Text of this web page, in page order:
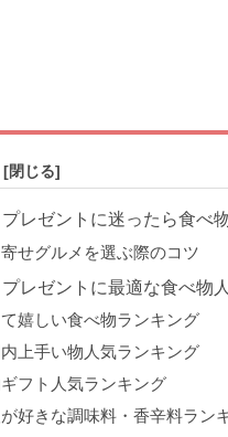
レゼントに迷ったら食べ
せグルメを選ぶ際のコツ
レゼントに最適な食べ物
て嬉しい食べ物ランキング
内上手い物人気ランキング
フト人気ランキング
が好きな調味料・香辛料ラン